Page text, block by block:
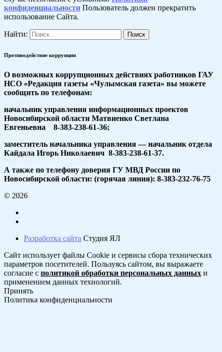
конфиденциальности Пользователь должен прекратить
использование Сайта.
Найти:
Противодействие коррупции
О возможных коррупционных действиях работников ГАУ
НСО «Редакция газеты «Чулымская газета» вы можете
сообщить по телефонам:
начальник управления информационных проектов
Новосибирской области Матвиенко Светлана
Евгеньевна 8-383-238-61-36;
заместитель начальника управления — начальник отдела
Кайдала Игорь Николаевич 8-383-238-61-37.
А также по телефону доверия ГУ МВД России по
Новосибирской области: (горячая линия): 8-383-232-76-75
© 2026
Разработка сайта Студия ЯЛ
Сайт использует файлы Cookie и сервисы сбора технических
параметров посетителей. Пользуясь сайтом, вы выражаете
согласие с политикой обработки персональных данных и
применением данных технологий.
Принять
Политика конфиденциальности